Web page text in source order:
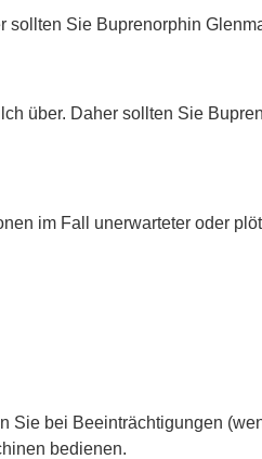
Sie Buprenorphin
über. Daher sollten Sie
im Fall unerwarteter oder
Sie bei Beeinträchtigungen
bedienen.